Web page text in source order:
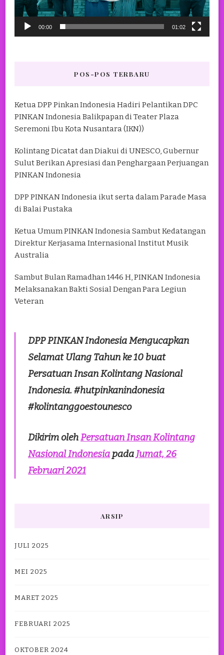
00:00 01:02
POS-POS TERBARU
Ketua DPP Pinkan Indonesia Hadiri Pelantikan DPC
PINKAN Indonesia Balikpapan di Teater Plaza
Seremoni Ibu Kota Nusantara (IKN))
Kolintang Dicatat dan Diakui di UNESCO, Gubernur
Sulut Berikan Apresiasi dan Penghargaan Perjuangan
PINKAN Indonesia
DPP PINKAN Indonesia ikut serta dalam Parade Masa
di Balai Pustaka
Ketua Umum PINKAN Indonesia Sambut Kedatangan
Direktur Kerjasama Internasional Institut Musik
Australia
Sambut Bulan Ramadhan 1446 H, PINKAN Indonesia
Melaksanakan Bakti Sosial Dengan Para Legiun
Veteran
DPP PINKAN Indonesia Mengucapkan
Selamat Ulang Tahun ke 10 buat
Persatuan Insan Kolintang Nasional
Indonesia. #hutpinkanindonesia
#kolintanggoestounesco
Dikirim olehPersatuan Insan Kolintang
Nasional Indonesiapada Jumat, 26
Februari 2021
ARSIP
JULI 2025
MEI 2025
MARET 2025
FEBRUARI 2025
OKTOBER 2024